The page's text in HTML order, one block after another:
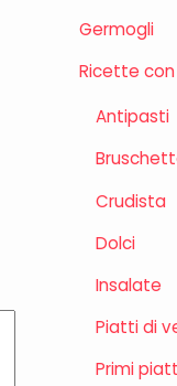
Germogli
Ricette
Antipasti
Crudista
Dolci
Insalate
Piatti di
Primi